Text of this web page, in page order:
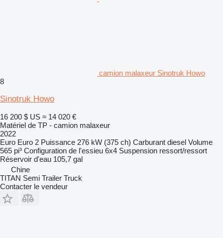
camion malaxeur Sinotruk Howo
8
Sinotruk Howo
16 200 $ US ≈ 14 020 €
Matériel de TP - camion malaxeur
2022
Euro Euro 2 Puissance 276 kW (375 ch) Carburant diesel Volume
565 pi³ Configuration de l'essieu 6x4 Suspension ressort/ressort
Réservoir d'eau 105,7 gal
Chine
TITAN Semi Trailer Truck
Contacter le vendeur